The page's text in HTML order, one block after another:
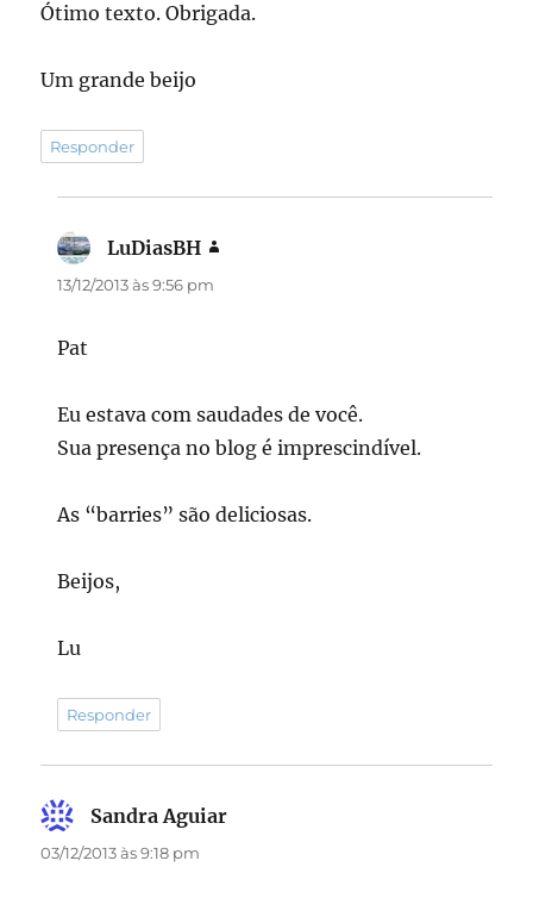
Ótimo texto. Obrigada.
Um grande beijo
Responder
LuDiasBH
13/12/2013 às 9:56 pm
Pat
Eu estava com saudades de você.
Sua presença no blog é imprescindível.
As “barries” são deliciosas.
Beijos,
Lu
Responder
Sandra Aguiar
03/12/2013 às 9:18 pm